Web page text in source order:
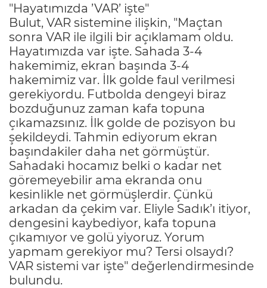
"Hayatımızda ’VAR’ işte"
Bulut, VAR sistemine ilişkin, "Maçtan
sonra VAR ile ilgili bir açıklamam oldu.
Hayatımızda var işte. Sahada 3-4
hakemimiz, ekran başında 3-4
hakemimiz var. İlk golde faul verilmesi
gerekiyordu. Futbolda dengeyi biraz
bozduğunuz zaman kafa topuna
çıkamazsınız. İlk golde de pozisyon bu
şekildeydi. Tahmin ediyorum ekran
başındakiler daha net görmüştür.
Sahadaki hocamız belki o kadar net
göremeyebilir ama ekranda onu
kesinlikle net görmüşlerdir. Çünkü
arkadan da çekim var. Eliyle Sadık’ı itiyor,
dengesini kaybediyor, kafa topuna
çıkamıyor ve golü yiyoruz. Yorum
yapmam gerekiyor mu? Tersi olsaydı?
VAR sistemi var işte" değerlendirmesinde
bulundu.